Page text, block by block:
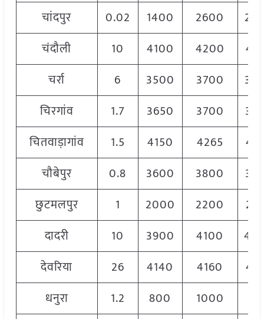
चांदपुर
0.02 1400 2600
चंदौली
10 4100 4200
चर्रा
6 3500 3700
चिरगांव
1.7 3650 3700
चितवाड़ागांव
1.5 4150 4265
चौबेपुर
0.8 3600 3800
छुटमलपुर
1 2000 2200
दादरी
10 3900 4100
देवरिया
26 4140 4160
धनुरा
1.2 800 1000